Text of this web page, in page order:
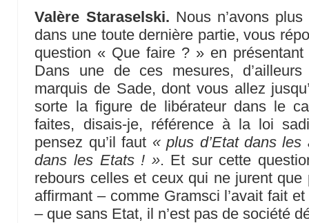
Valère Staraselski. Nous n’avons
dans une toute dernière partie, vous
question « Que faire ? » en présentant
Dans une de ces mesures,
marquis de Sade, dont vous allez
sorte la figure de libérateur dans le
faites, disais-je, référence à la loi
pensez qu’il faut « plus d’Etat dans les
dans les Etats ! ». Et sur cette
rebours celles et ceux qui ne jurent
affirmant – comme Gramsci l’avait fait
– que sans Etat, il n’est pas de société